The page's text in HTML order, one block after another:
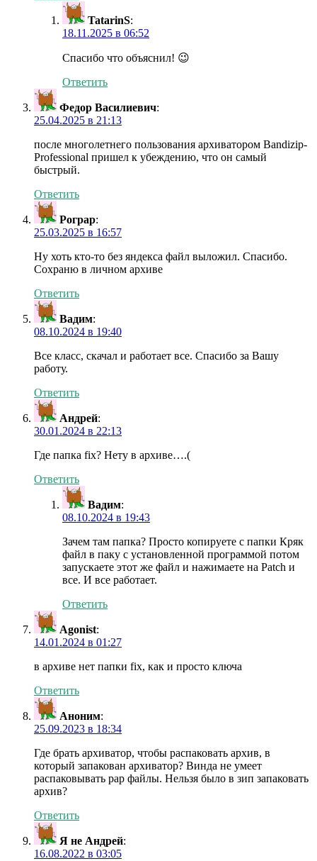
TatarinS:
18.11.2025 в 06:52
Спасибо что объяснил! 😉
Ответить
Федор Василиевич:
25.04.2025 в 21:13
после многолетнего пользования архиватором Bandizip-
Professional пришел к убеждению, что он самый
быстрый.
Ответить
Рограр:
25.03.2025 в 16:57
Ну хоть кто-то без яндекса файл выложил. Спасибо.
Сохраню в личном архиве
Ответить
Вадим:
08.10.2024 в 19:40
Все класс, скачал и работает все. Спасибо за Вашу
работу.
Ответить
Андрей:
30.01.2024 в 22:13
Где папка fix? Нету в архиве….(
Ответить
Вадим:
08.10.2024 в 19:43
Зачем там папка? Просто копируете с папки Кряк
файл в паку с установленной программой потом
запускаете этот же файл и нажимаете на Patch и
все. И все работает.
Ответить
Agonist:
14.01.2024 в 01:27
в архиве нет папки fix, как и просто ключа
Ответить
Аноним:
25.09.2023 в 18:34
Где брать архиватор, чтобы распаковать архив, в
который запакован архиватор? Винда не умеет
распаковывать рар файлы. Нельзя было в зип запаковать
архив?
Ответить
Я не Андрей:
16.08.2022 в 03:05